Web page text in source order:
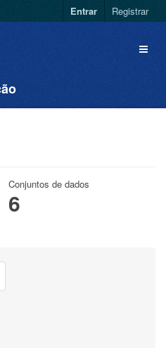
Entrar Registrar
Conjuntos de dados
6